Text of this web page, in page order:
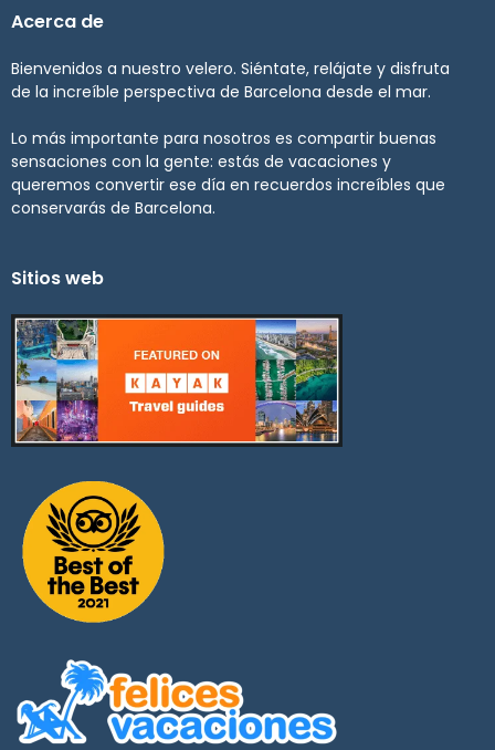
Acerca de
Bienvenidos a nuestro velero. Siéntate, relájate y disfruta
de la increíble perspectiva de Barcelona desde el mar.
Lo más importante para nosotros es compartir buenas
sensaciones con la gente: estás de vacaciones y
queremos convertir ese día en recuerdos increíbles que
conservarás de Barcelona.
Sitios web